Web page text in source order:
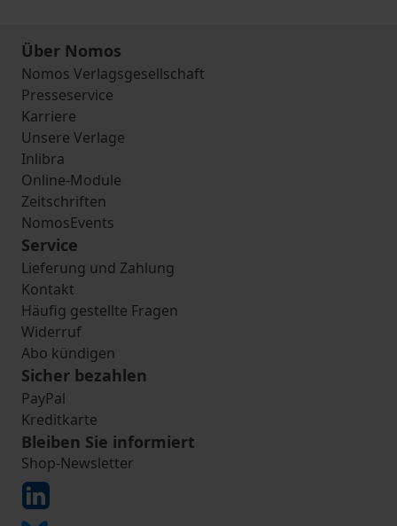
Über Nomos
Nomos Verlagsgesellschaft
Presseservice
Karriere
Unsere Verlage
Inlibra
Online-Module
Zeitschriften
NomosEvents
Service
Lieferung und Zahlung
Kontakt
Häufig gestellte Fragen
Widerruf
Abo kündigen
Sicher bezahlen
PayPal
Kreditkarte
Bleiben Sie informiert
Shop-Newsletter